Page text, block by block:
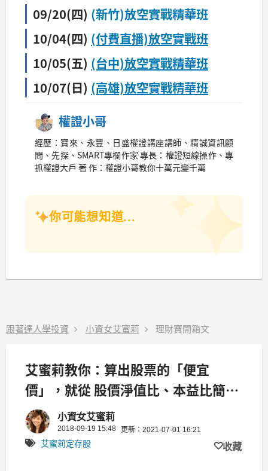
09/20(四) (新竹)放空實戰精華班
10/04(四) (付費直播)放空實戰班
10/05(五) (台中)放空實戰精華班
10/07(日) (高雄)放空實戰精華班
權證小哥
經歷：寶來、永豐、日盛權證講座講師、精誠資訊顧
問、先探、SMART專欄作家 專長：權證短線操作、專
抓權證大戶 著 作：權證小哥教你十萬元變千萬
你可能想知道...
跟著達人學投資 小資女艾蜜莉 理財寶開箱文
艾蜜莉教你：算出股票的「便宜
價」，就從 股價淨值比、本益比簡單
著手！小資女艾蜜莉
2018-09-19 15:48 更新：2021-07-01 16:21
艾蜜莉定存股 收藏